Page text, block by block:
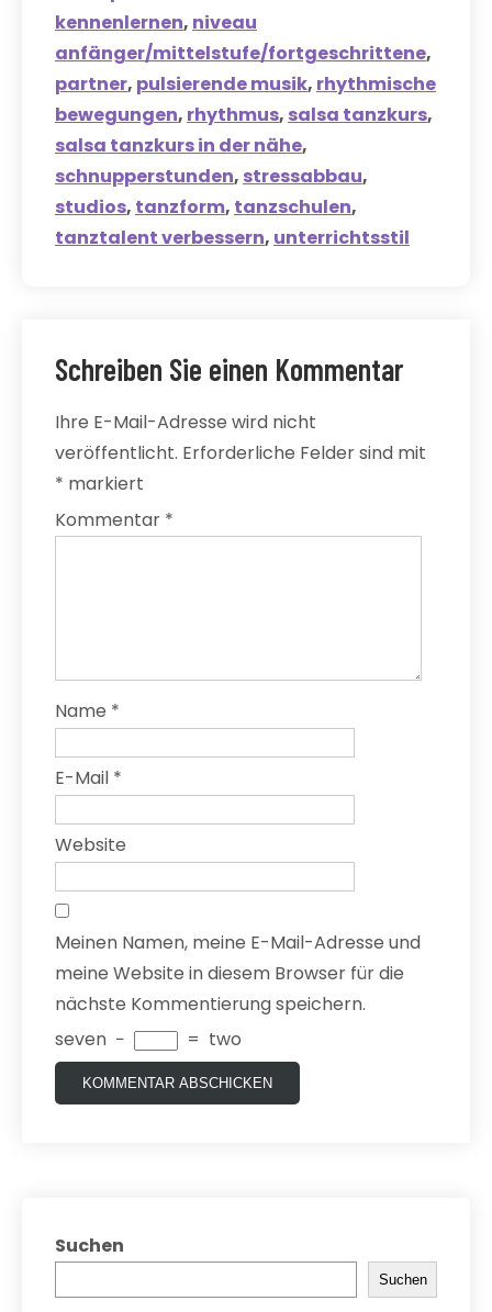
kennenlernen, niveau
anfänger/mittelstufe/fortgeschrittene,
partner, pulsierende musik, rhythmische
bewegungen, rhythmus, salsa tanzkurs,
salsa tanzkurs in der nähe,
schnupperstunden, stressabbau,
studios, tanzform, tanzschulen,
tanztalent verbessern, unterrichtsstil
Schreiben Sie einen Kommentar
Ihre E-Mail-Adresse wird nicht
veröffentlicht. Erforderliche Felder sind mit
* markiert
Kommentar *
Name *
E-Mail *
Website
Meinen Namen, meine E-Mail-Adresse und
meine Website in diesem Browser für die
nächste Kommentierung speichern.
seven − = two
Suchen
Suchen